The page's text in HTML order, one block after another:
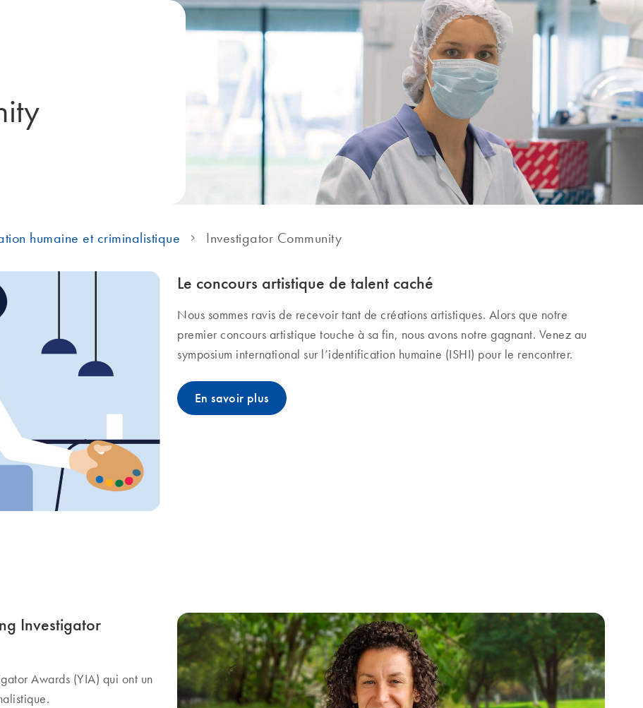
humaine et criminalistique Investigator Community
Le concours artistique de talent caché
Nous sommes ravis de recevoir tant de créations artistiques. Alors que notre
premier concours artistique touche à sa fin, nous avons notre gagnant. Venez au
symposium international sur l’identification humaine (ISHI) pour le rencontrer.
En savoir plus
Investigator
Awards (YIA) qui ont un